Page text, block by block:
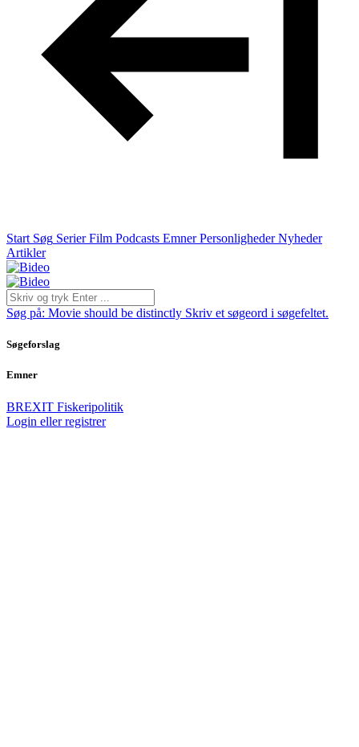
Start Søg Serier Film Podcasts Emner Personligheder Nyheder
Artikler
Søg på: Movie should be distinctly Skriv et søgeord i søgefeltet.
Søgeforslag
Emner
BREXIT Fiskeripolitik
Login eller registrer